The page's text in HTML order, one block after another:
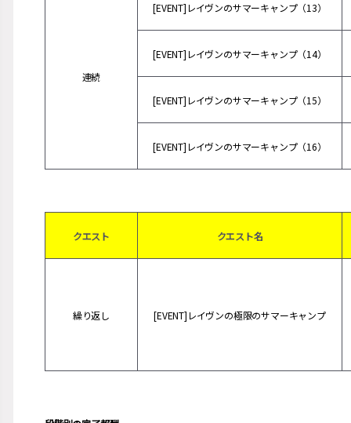
連続
[EVENT]レイヴンのサマーキャンプ（13）
[EVENT]レイヴンのサマーキャンプ（14）
[EVENT]レイヴンのサマーキャンプ（15）
[EVENT]レイヴンのサマーキャンプ（16）
クエスト クエスト名
繰り返し [EVENT]レイヴンの極限のサマーキャンプ